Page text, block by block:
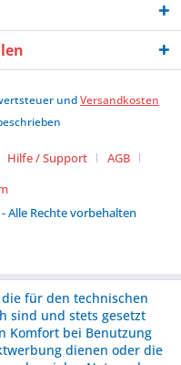
undVersandkosten
Hilfe / Support
AGB
Alle Rechte vorbehalten
für den technischen
sind und stets gesetzt
Komfort bei Benutzung
dienen oder die